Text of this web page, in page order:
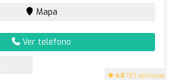
4.8 (83 opiniones)
Mapa
Ver teléfono